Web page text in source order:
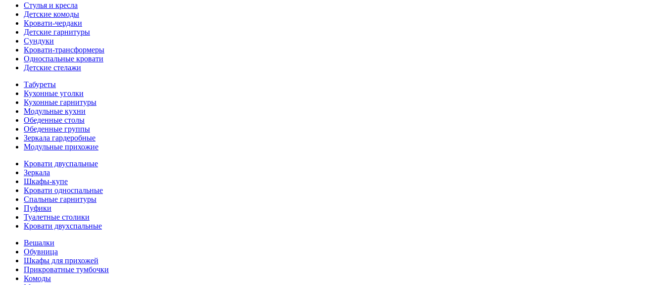
Стулья и кресла
Детские комоды
Кровати-чердаки
Детские гарнитуры
Сундуки
Кровати-трансформеры
Односпальные кровати
Детские стелажи
Табуреты
Кухонные уголки
Кухонные гарнитуры
Модульные кухни
Обеденные столы
Обеденные группы
Зеркала гардеробные
Модульные прихожие
Кровати двуспальные
Зеркала
Шкафы-купе
Кровати односпальные
Спальные гарнитуры
Пуфики
Туалетные столики
Кровати двухспальные
Вешалки
Обувница
Шкафы для прихожей
Прикроватные тумбочки
Комоды